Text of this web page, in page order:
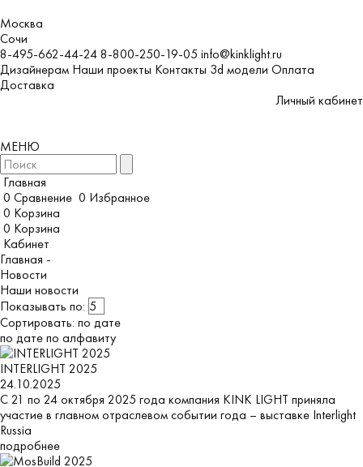
Москва
Сочи
8-495-662-44-24 8-800-250-19-05 info@kinklight.ru
Дизайнерам Наши проекты Контакты 3d модели Оплата
Доставка
Личный кабинет
МЕНЮ
Главная
0 Сравнение 0 Избранное
0 Корзина
0 Корзина
Кабинет
Главная -
Новости
Наши новости
Показывать по:
Сортировать: по дате
по дате по алфавиту
INTERLIGHT 2025
24.10.2025
С 21 по 24 октября 2025 года компания KINK LIGHT приняла
участие в главном отраслевом событии года – выставке Interlight
Russia
подробнее